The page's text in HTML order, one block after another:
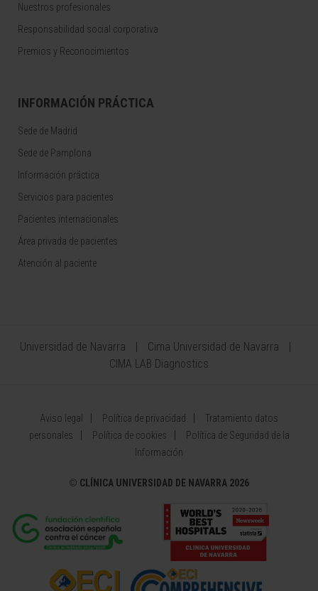
Nuestros profesionales
Responsabilidad social corporativa
Premios y Reconocimientos
INFORMACIÓN PRÁCTICA
Sede de Madrid
Sede de Pamplona
Información práctica
Servicios para pacientes
Pacientes internacionales
Área privada de pacientes
Atención al paciente
Universidad de Navarra
Cima Universidad de Navarra
CIMA LAB Diagnostics
Aviso legal Política de privacidad
Tratamiento datos
personales
Política de cookies
Política de Seguridad de la
Información
© CLÍNICA UNIVERSIDAD DE NAVARRA 2026